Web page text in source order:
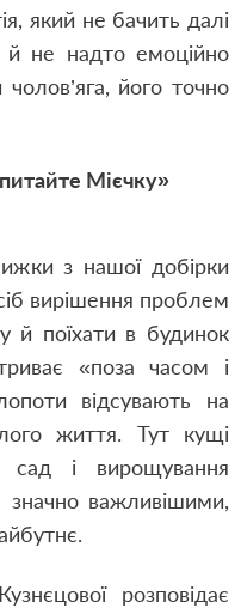
який не бачить далі
й не надто емоційно
його точно
Мієчку»
з нашої добірки
вирішення проблем
й поїхати в будинок
«поза часом і
відсувають на
життя. Тут кущі
сад і вирощування
значно важливішими,
розповідає